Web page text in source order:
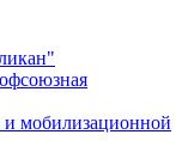
мобилизационной